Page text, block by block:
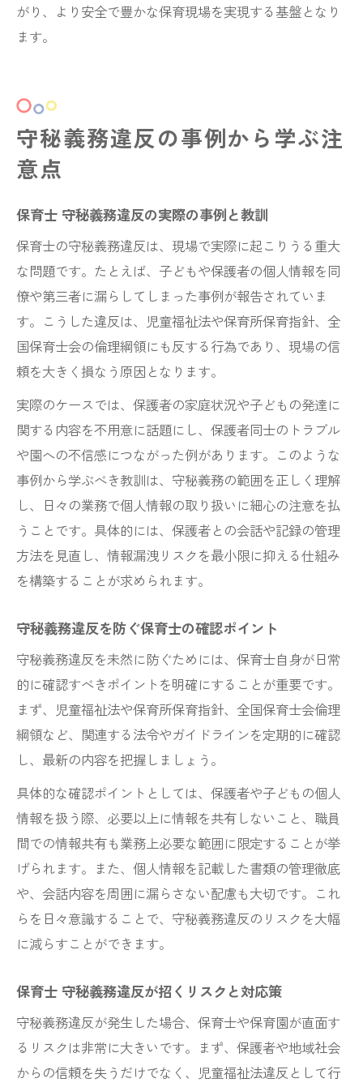
がり、より安全で豊かな保育現場を実現する基盤となり
ます。
守秘義務違反の事例から学ぶ注
意点
保育士 守秘義務違反の実際の事例と教訓
保育士の守秘義務違反は、現場で実際に起こりうる重大
な問題です。たとえば、子どもや保護者の個人情報を同
僚や第三者に漏らしてしまった事例が報告されていま
す。こうした違反は、児童福祉法や保育所保育指針、全
国保育士会の倫理綱領にも反する行為であり、現場の信
頼を大きく損なう原因となります。
実際のケースでは、保護者の家庭状況や子どもの発達に
関する内容を不用意に話題にし、保護者同士のトラブル
や園への不信感につながった例があります。このような
事例から学ぶべき教訓は、守秘義務の範囲を正しく理解
し、日々の業務で個人情報の取り扱いに細心の注意を払
うことです。具体的には、保護者との会話や記録の管理
方法を見直し、情報漏洩リスクを最小限に抑える仕組み
を構築することが求められます。
守秘義務違反を防ぐ保育士の確認ポイント
守秘義務違反を未然に防ぐためには、保育士自身が日常
的に確認すべきポイントを明確にすることが重要です。
まず、児童福祉法や保育所保育指針、全国保育士会倫理
綱領など、関連する法令やガイドラインを定期的に確認
し、最新の内容を把握しましょう。
具体的な確認ポイントとしては、保護者や子どもの個人
情報を扱う際、必要以上に情報を共有しないこと、職員
間での情報共有も業務上必要な範囲に限定することが挙
げられます。また、個人情報を記載した書類の管理徹底
や、会話内容を周囲に漏らさない配慮も大切です。これ
らを日々意識することで、守秘義務違反のリスクを大幅
に減らすことができます。
保育士 守秘義務違反が招くリスクと対応策
守秘義務違反が発生した場合、保育士や保育園が直面す
るリスクは非常に大きいです。まず、保護者や地域社会
からの信頼を失うだけでなく、児童福祉法違反として行